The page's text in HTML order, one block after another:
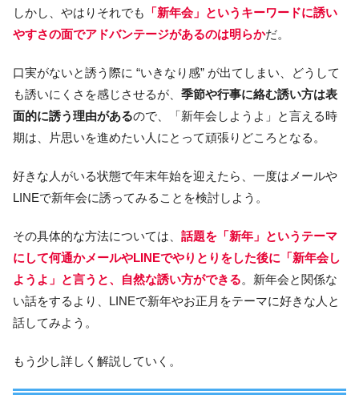
しかし、やはりそれでも
「新年会」というキーワードに誘い
やすさの面でアドバンテージがあるのは明らかだ。
口実がないと誘う際に “いきなり感” が出てしまい、どうして
も誘いにくさを感じさせるが、 季節や行事に絡む誘い方は表
面的に誘う理由があるので、「新年会しようよ」と言える時
期は、片思いを進めたい人にとって頑張りどころとなる。
好きな人がいる状態で年末年始を迎えたら、一度はメールや
LINEで新年会に誘ってみることを検討しよう。
その具体的な方法については、 話題を「新年」というテーマ
にして何通かメールやLINEでやりとりをした後に「新年会し
ようよ」と言うと、自然な誘い方ができる。新年会と関係な
い話をするより、LINEで新年やお正月をテーマに好きな人と
話してみよう。
もう少し詳しく解説していく。